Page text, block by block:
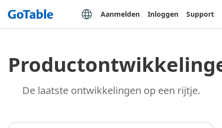
Aanmelden Inloggen Support
De laatste ontwikkelingen op een rijtje.